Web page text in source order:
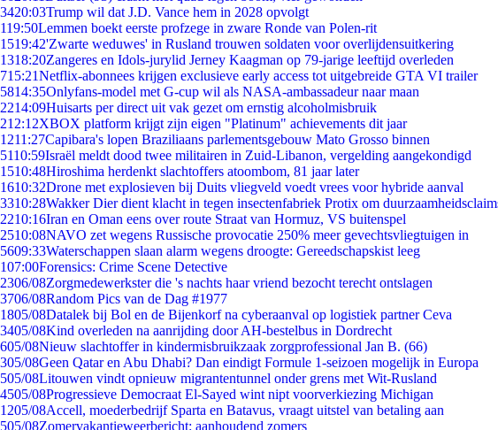
3420:03Trump wil dat J.D. Vance hem in 2028 opvolgt
119:50Lemmen boekt eerste profzege in zware Ronde van Polen-rit
1519:42'Zwarte weduwes' in Rusland trouwen soldaten voor overlijdensuitkering
1318:20Zangeres en Idols-jurylid Jerney Kaagman op 79-jarige leeftijd overleden
715:21Netflix-abonnees krijgen exclusieve early access tot uitgebreide GTA VI trailer
5814:35Onlyfans-model met G-cup wil als NASA-ambassadeur naar maan
2214:09Huisarts per direct uit vak gezet om ernstig alcoholmisbruik
212:12XBOX platform krijgt zijn eigen "Platinum" achievements dit jaar
1211:27Capibara's lopen Braziliaans parlementsgebouw Mato Grosso binnen
5110:59Israël meldt dood twee militairen in Zuid-Libanon, vergelding aangekondigd
1510:48Hiroshima herdenkt slachtoffers atoombom, 81 jaar later
1610:32Drone met explosieven bij Duits vliegveld voedt vrees voor hybride aanval
3310:28Wakker Dier dient klacht in tegen insectenfabriek Protix om
2210:16Iran en Oman eens over route Straat van Hormuz, VS buitenspel
2510:08NAVO zet wegens Russische provocatie 250% meer gevechtsvliegtuigen in
5609:33Waterschappen slaan alarm wegens droogte: Gereedschapskist leeg
107:00Forensics: Crime Scene Detective
2306/08Zorgmedewerkster die 's nachts haar vriend bezocht terecht ontslagen
3706/08Random Pics van de Dag #1977
1805/08Datalek bij Bol en de Bijenkorf na cyberaanval op logistiek partner Ceva
3405/08Kind overleden na aanrijding door AH-bestelbus in Dordrecht
605/08Nieuw slachtoffer in kindermisbruikzaak zorgprofessional Jan B. (66)
305/08Geen Qatar en Abu Dhabi? Dan eindigt Formule 1-seizoen mogelijk in Europa
505/08Litouwen vindt opnieuw migrantentunnel onder grens met Wit-Rusland
4505/08Progressieve Democraat El-Sayed wint nipt voorverkiezing Michigan
1205/08Accell, moederbedrijf Sparta en Batavus, vraagt uitstel van betaling aan
505/08Zomervakantieweerbericht: aanhoudend zomers